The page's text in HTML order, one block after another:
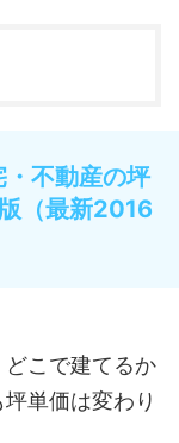
不動産の坪
（最新2016
こで建てるか
単価は変わり